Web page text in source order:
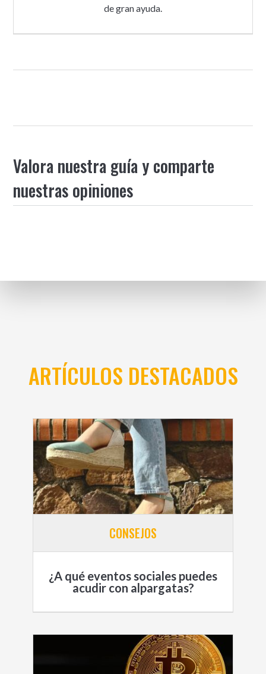
de gran ayuda.
Valora nuestra guía y comparte
nuestras opiniones
ARTÍCULOS DESTACADOS
CONSEJOS
¿A qué eventos sociales puedes
acudir con alpargatas?